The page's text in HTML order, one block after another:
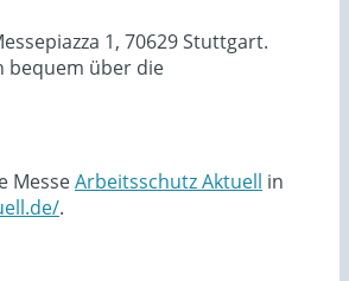
1, 70629 Stuttgart.
bequem über die
MesseArbeitsschutz Aktuell in
.